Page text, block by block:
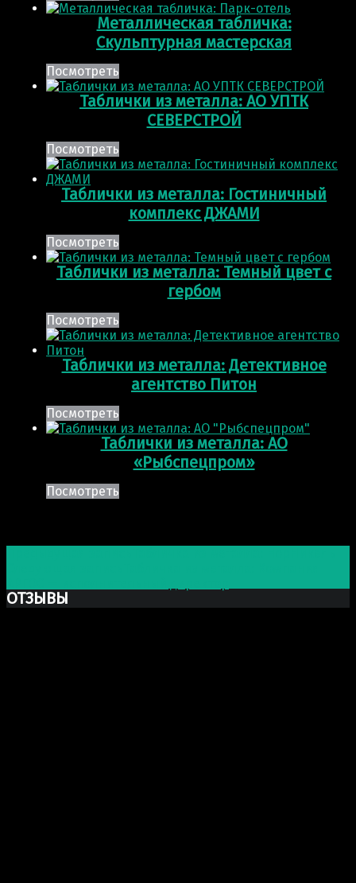
Металлическая табличка:
Скульптурная мастерская
Посмотреть
Таблички из металла: АО УПТК
СЕВЕРСТРОЙ
Посмотреть
Таблички из металла: Гостиничный
комплекс ДЖАМИ
Посмотреть
Таблички из металла: Темный цвет с
гербом
Посмотреть
Таблички из металла: Детективное
агентство Питон
Посмотреть
Таблички из металла: АО
«Рыбспецпром»
Посмотреть
ОТЗЫВЫ